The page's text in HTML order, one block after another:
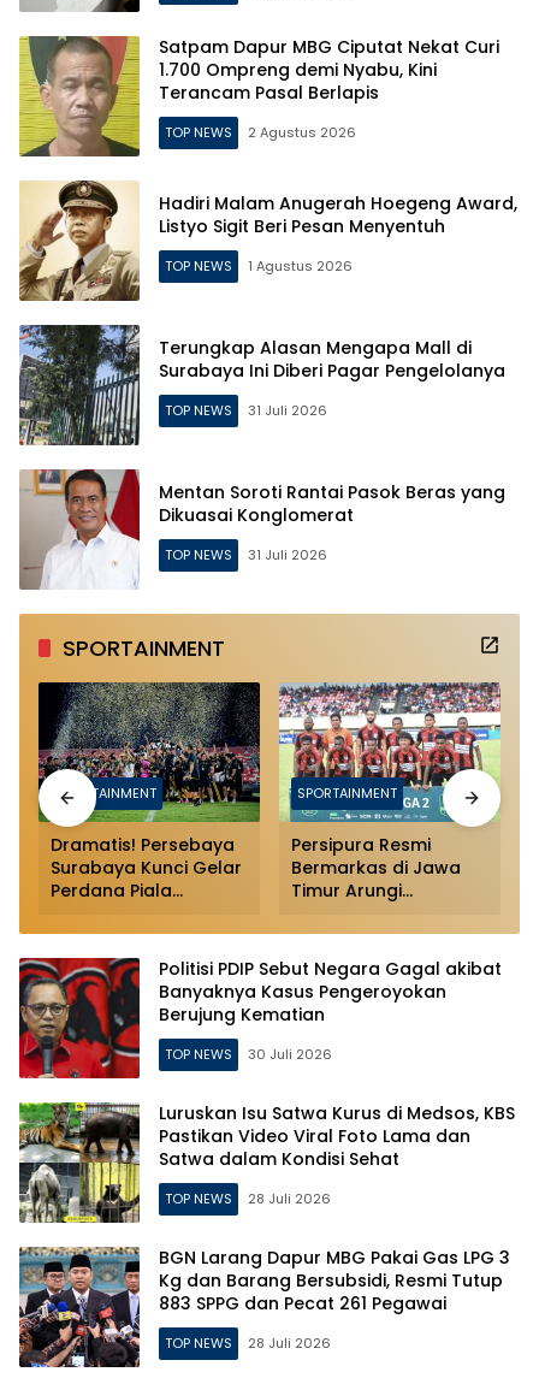
Satpam Dapur MBG Ciputat Nekat Curi
1.700 Ompreng demi Nyabu, Kini
Terancam Pasal Berlapis
TOP NEWS 2 Agustus 2026
Hadiri Malam Anugerah Hoegeng Award,
Listyo Sigit Beri Pesan Menyentuh
TOP NEWS 1 Agustus 2026
Terungkap Alasan Mengapa Mall di
Surabaya Ini Diberi Pagar Pengelolanya
TOP NEWS 31 Juli 2026
Mentan Soroti Rantai Pasok Beras yang
Dikuasai Konglomerat
TOP NEWS 31 Juli 2026
SPORTAINMENT
SPORTAINMENT
Dramatis! Persebaya
Surabaya Kunci Gelar
Perdana Piala
Bungkam Persib via
Adu Penalti
SPORTAINMENT
Persipura Resmi
Bermarkas di Jawa
Timur Arungi
2026/2027
Politisi PDIP Sebut Negara Gagal akibat
Banyaknya Kasus Pengeroyokan
Berujung Kematian
TOP NEWS 30 Juli 2026
Luruskan Isu Satwa Kurus di Medsos, KBS
Pastikan Video Viral Foto Lama dan
Satwa dalam Kondisi Sehat
TOP NEWS 28 Juli 2026
BGN Larang Dapur MBG Pakai Gas LPG 3
Kg dan Barang Bersubsidi, Resmi Tutup
883 SPPG dan Pecat 261 Pegawai
TOP NEWS 28 Juli 2026